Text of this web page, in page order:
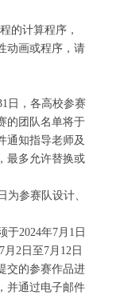
的计算程序，
动画或程序，请
日，各高校参赛
的团队名单将于
通知指导老师及
最多允许替换或
为参赛队设计、
于2024年7月1日
2日至7月12日
交的参赛作品进
并通过电子邮件